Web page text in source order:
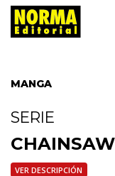
MANGA
SERIE
VER DESCRIPCIÓN